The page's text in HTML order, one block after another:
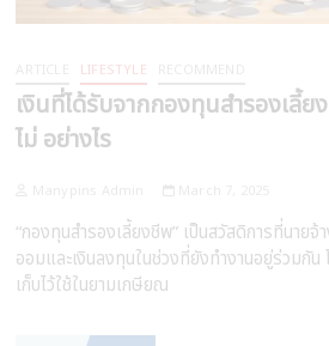
LIFESTYLE
เงินที่ได้รับจากกองทุนสำรองเลี้
ไม่ อย่างไร
“กองทุนสำรองเลี้ยงชีพ” เป็นสวัสดิการที่นายจ้
ออมและเงินลงทุนในช่วงที่ยังทำงานอยู่ร่วมกัน
เก็บไว้ใช้ในยามเกษียณ